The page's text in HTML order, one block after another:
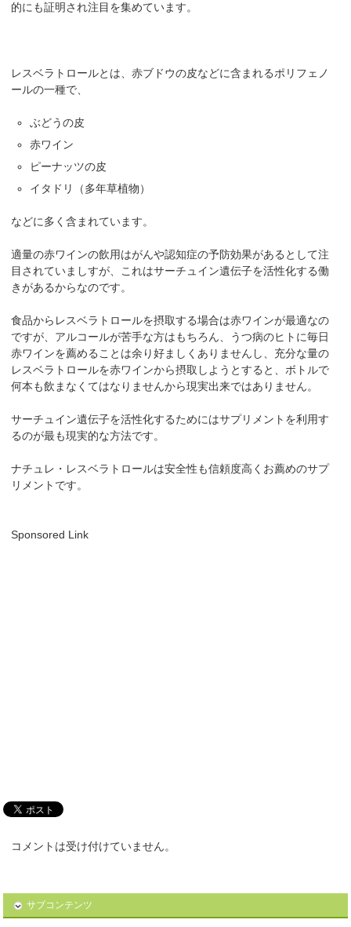
的にも証明され注目を集めています。
レスベラトロールとは、赤ブドウの皮などに含まれるポリフェノ
ールの一種で、
ぶどうの皮
赤ワイン
ピーナッツの皮
イタドリ（多年草植物）
などに多く含まれています。
適量の赤ワインの飲用はがんや認知症の予防効果があるとして注
目されていましすが、これはサーチュイン遺伝子を活性化する働
きがあるからなのです。
食品からレスベラトロールを摂取する場合は赤ワインが最適なの
ですが、アルコールが苦手な方はもちろん、うつ病のヒトに毎日
赤ワインを薦めることは余り好ましくありませんし、充分な量の
レスベラトロールを赤ワインから摂取しようとすると、ボトルで
何本も飲まなくてはなりませんから現実出来ではありません。
サーチュイン遺伝子を活性化するためにはサプリメントを利用す
るのが最も現実的な方法です。
ナチュレ・レスベラトロールは安全性も信頼度高くお薦めのサプ
リメントです。
Sponsored Link
コメントは受け付けていません。
サブコンテンツ